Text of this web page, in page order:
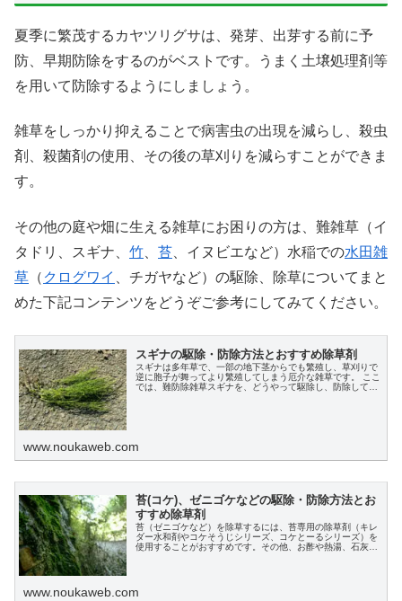
夏季に繁茂するカヤツリグサは、発芽、出芽する前に予
防、早期防除をするのがベストです。うまく土壌処理剤等
を用いて防除するようにしましょう。
雑草をしっかり抑えることで病害虫の出現を減らし、殺虫
剤、殺菌剤の使用、その後の草刈りを減らすことができま
す。
その他の庭や畑に生える雑草にお困りの方は、難雑草（イ
タドリ、スギナ、 竹 苔 、イヌビエなど）水稲での水田雑
草 （ クログワイ
、チガヤなど）の駆除、除草についてまと
めた下記コンテンツをどうぞご参考にしてみてください。
スギナの駆除・防除方法とおすすめ除草剤
スギナは多年草で、一部の地下茎からでも繁殖し、草刈りで
逆に胞子が舞ってより繁殖してしまう厄介な雑草です。 ここ
では、難防除雑草スギナを、どうやって駆除し、防除してい
www.noukaweb.com
苔(コケ)、ゼニゴケなどの駆除・防除方法とお
すすめ除草剤
苔（ゼニゴケなど）を除草するには、苔専用の除草剤（キレ
ダー水和剤やコケそうじシリーズ、コケとーるシリーズ）を
使用することがおすすめです。その他、お酢や熱湯、石灰を
www.noukaweb.com